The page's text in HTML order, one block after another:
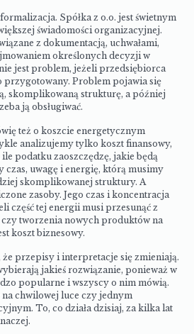
Spółka z o.o. jest świetnym
świadomości organizacyjnej.
z dokumentacją, uchwałami,
określonych decyzji w
jest problem, jeżeli przedsiębiorca
przygotowany. Problem pojawia się
skomplikowaną strukturę, a później
ją obsługiwać.
też o koszcie energetycznym
analizujemy tylko koszt finansowy,
ile podatku zaoszczędzę, jakie będą
czas, uwagę i energię, którą musimy
skomplikowanej struktury. A
zasoby. Jego czas i koncentracja
część tej energii musi przesunąć z
tworzenia nowych produktów na
koszt biznesowy.
przepisy i interpretacje się zmieniają.
jakieś rozwiązanie, ponieważ w
popularne i wszyscy o nim mówią.
chwilowej luce czy jednym
To, co działa dzisiaj, za kilka lat